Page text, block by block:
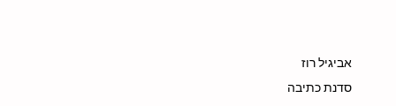
אביגיל רוז
סדנת כתיבה